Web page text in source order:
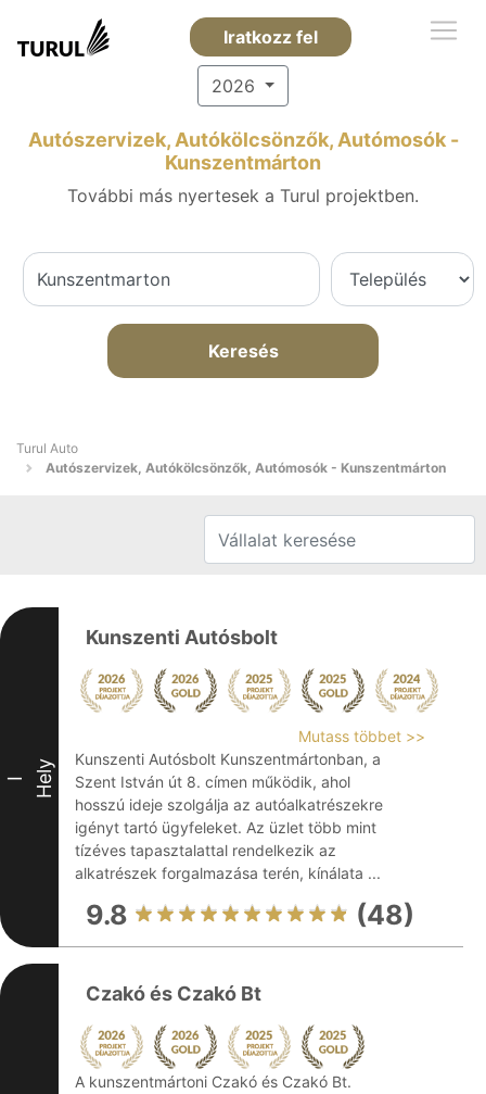
Iratkozz fel
2026
Autószervizek, Autókölcsönzők, Autómosók -
Kunszentmárton
További más nyertesek a Turul projektben.
Keresés
Turul Auto
Autószervizek, Autókölcsönzők, Autómosók - Kunszentmárton
I Hely
Kunszenti Autósbolt
Mutass többet >>
Kunszenti Autósbolt Kunszentmártonban, a
Szent István út 8. címen működik, ahol
hosszú ideje szolgálja az autóalkatrészekre
igényt tartó ügyfeleket. Az üzlet több mint
tízéves tapasztalattal rendelkezik az
alkatrészek forgalmazása terén, kínálata ...
9.8 (48)
Czakó és Czakó Bt
A kunszentmártoni Czakó és Czakó Bt.